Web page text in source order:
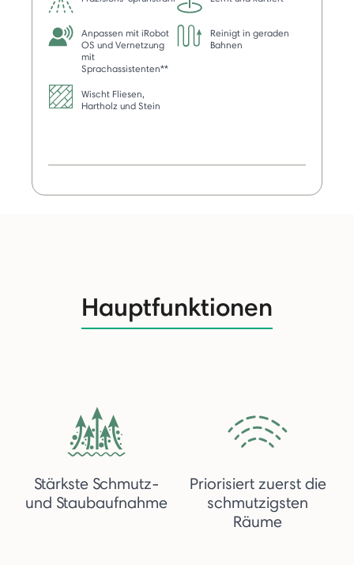
Anpassen mit iRobot
OS und Vernetzung
mit
Sprachassistenten**
Reinigt in geraden
Bahnen
Wischt Fliesen,
Hartholz und Stein
Hauptfunktionen
Stärkste Schmutz-
und Staubaufnahme
Priorisiert zuerst die
schmutzigsten
Räume